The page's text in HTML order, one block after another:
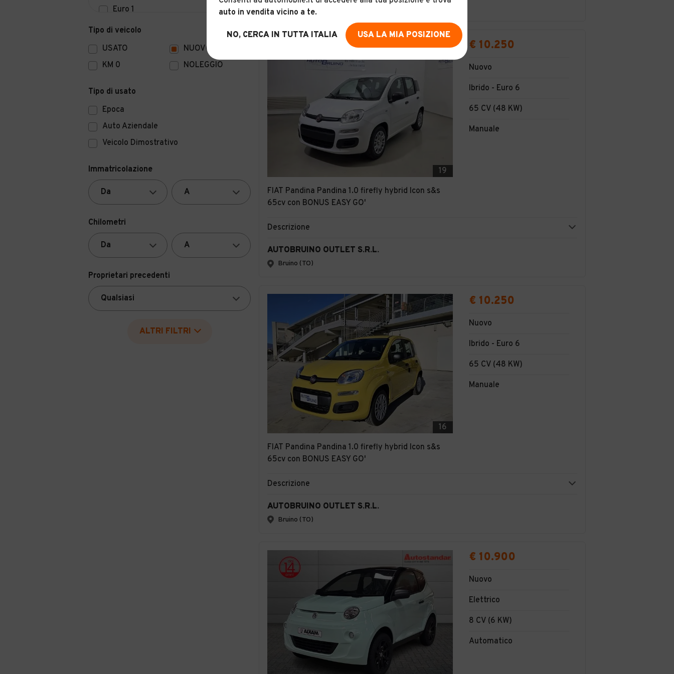
Euro 1
Euro 0
Tipo di veicolo
USATO
NUOVO
KM 0
NOLEGGIO
Tipo di usato
Epoca
Auto Aziendale
Veicolo Dimostrativo
Immatricolazione
Chilometri
Proprietari precedenti
ALTRI FILTRI
Torino (TO)
19
FIAT Pandina Pandina 1.0 firefly hybrid Icon s&s
65cv con BONUS EASY GO'
€ 10.250
Nuovo
Ibrido - Euro 6
65 CV (48 KW)
Manuale
Descrizione
AUTOBRUINO OUTLET S.R.L.
Bruino (TO)
16
FIAT Pandina Pandina 1.0 firefly hybrid Icon s&s
65cv con BONUS EASY GO'
€ 10.250
Nuovo
Ibrido - Euro 6
65 CV (48 KW)
Manuale
Descrizione
AUTOBRUINO OUTLET S.R.L.
Bruino (TO)
€ 10.900
Nuovo
Elettrico
8 CV (6 KW)
Automatico
auto in vendita vicino a te.
NO, CERCA IN TUTTA ITALIA USA LA MIA POSIZIONE